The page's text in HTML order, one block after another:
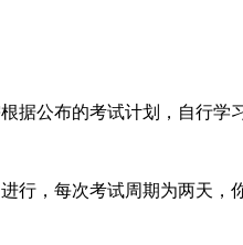
公布的考试计划，自行学
，每次考试周期为两天，